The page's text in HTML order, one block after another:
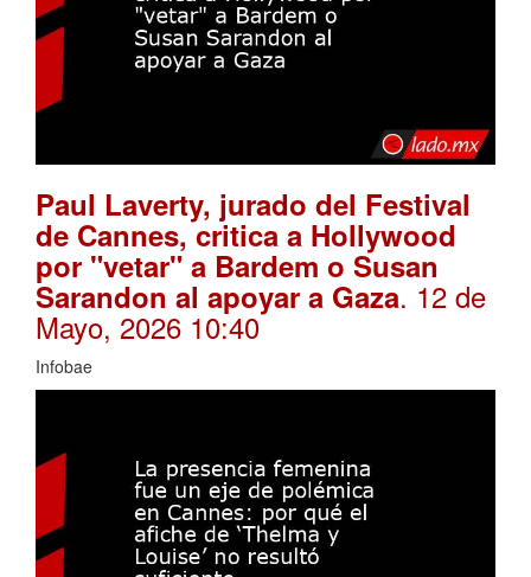
Paul Laverty, jurado del Festival
de Cannes, critica a Hollywood
por "vetar" a Bardem o Susan
Sarandon al apoyar a Gaza. 12 de
Mayo, 2026 10:40
Infobae